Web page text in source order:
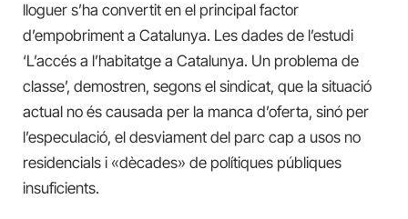
lloguer s’ha convertit en el principal factor
d’empobriment a Catalunya. Les dades de l’estudi
‘L’accés a l’habitatge a Catalunya. Un problema de
classe’, demostren, segons el sindicat, que la situació
actual no és causada per la manca d’oferta, sinó per
l’especulació, el desviament del parc cap a usos no
residencials i «dècades» de polítiques públiques
insuficients.